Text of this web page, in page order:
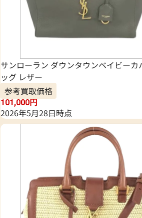
サンローラン ダウンタウンベイビーカ
ッグ レザー
参考買取価格
101,000円
2026年5月28日時点